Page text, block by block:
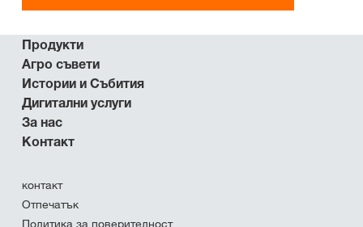
Продукти
Агро съвети
Истории и Събития
Дигитални услуги
За нас
Контакт
контакт
Отпечатък
Политика за поверителност